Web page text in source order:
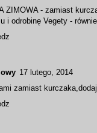
ZIMOWA - zamiast
i odrobinę Vegety -
17 lutego, 2014
zamiast